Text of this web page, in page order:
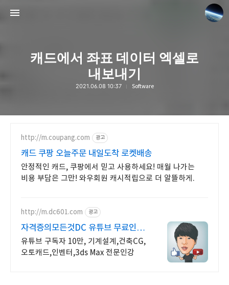
캐드에서 좌표 데이터 엑셀로
내보내기
2021.06.08 10:37 Software
http://m.coupang.com 광고
캐드 쿠팡 오늘주문 내일도착 로켓배송
안정적인 캐드, 쿠팡에서 믿고 사용하세요! 매월 나가는
비용 부담은 그만! 와우회원 캐시적립으로 더 알뜰하게.
http://m.dc601.com 광고
자격증의모든것DC 유튜브 무료인강
제공!
유튜브 구독자 10만, 기계설계,건축CG,
오토캐드,인벤터,3ds Max 전문인강
www.earthhero.me